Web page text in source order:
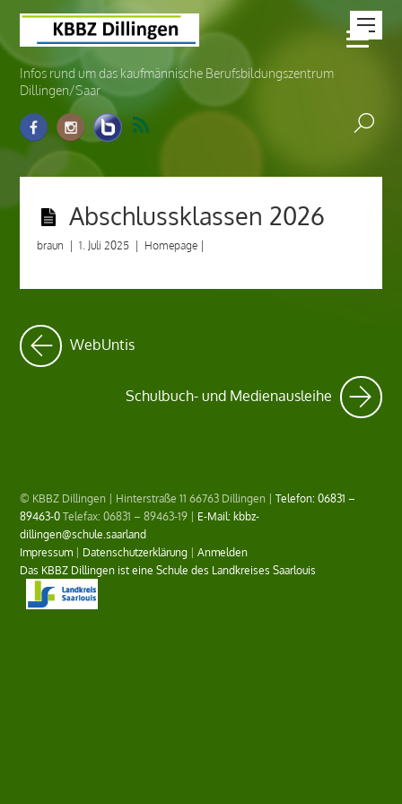
Infos rund um das kaufmännische Berufsbildungszentrum
Dillingen/Saar
Abschlussklassen 2026
braun | 1. Juli 2025 | Homepage |
WebUntis
Schulbuch- und Medienausleihe
© KBBZ Dillingen | Hinterstraße 11 66763 Dillingen |Telefon: 06831 –
89463-0Telefax: 06831 – 89463-19 | E-Mail: kbbz-
dillingen@schule.saarland
Impressum | Datenschutzerklärung |Anmelden
Das KBBZ Dillingen ist eine Schule des Landkreises Saarlouis